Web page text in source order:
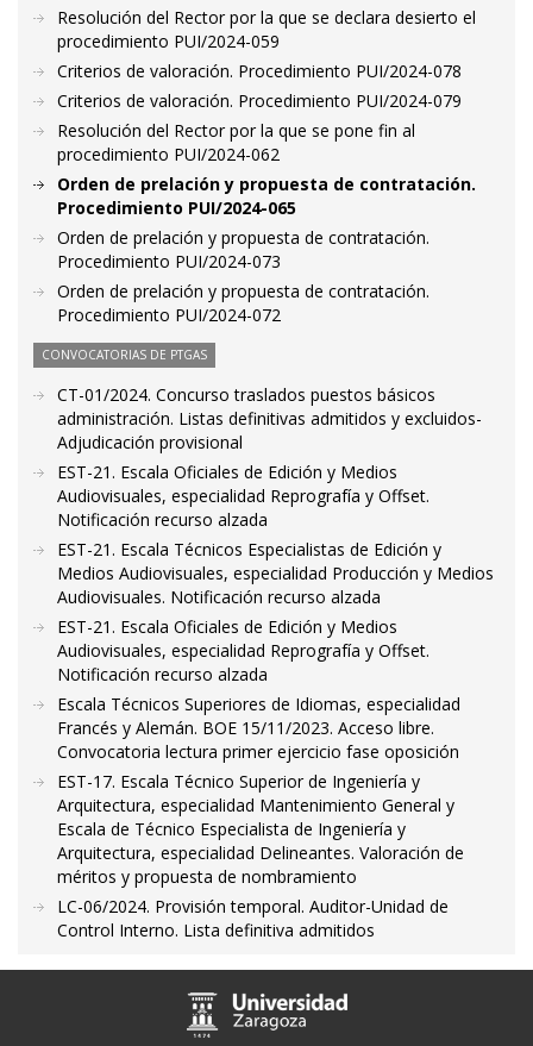
Resolución del Rector por la que se declara desierto el
procedimiento PUI/2024-059
Criterios de valoración. Procedimiento PUI/2024-078
Criterios de valoración. Procedimiento PUI/2024-079
Resolución del Rector por la que se pone fin al
procedimiento PUI/2024-062
Orden de prelación y propuesta de contratación.
Procedimiento PUI/2024-065
Orden de prelación y propuesta de contratación.
Procedimiento PUI/2024-073
Orden de prelación y propuesta de contratación.
Procedimiento PUI/2024-072
CONVOCATORIAS DE PTGAS
CT-01/2024. Concurso traslados puestos básicos
administración. Listas definitivas admitidos y excluidos-
Adjudicación provisional
EST-21. Escala Oficiales de Edición y Medios
Audiovisuales, especialidad Reprografía y Offset.
Notificación recurso alzada
EST-21. Escala Técnicos Especialistas de Edición y
Medios Audiovisuales, especialidad Producción y Medios
Audiovisuales. Notificación recurso alzada
EST-21. Escala Oficiales de Edición y Medios
Audiovisuales, especialidad Reprografía y Offset.
Notificación recurso alzada
Escala Técnicos Superiores de Idiomas, especialidad
Francés y Alemán. BOE 15/11/2023. Acceso libre.
Convocatoria lectura primer ejercicio fase oposición
EST-17. Escala Técnico Superior de Ingeniería y
Arquitectura, especialidad Mantenimiento General y
Escala de Técnico Especialista de Ingeniería y
Arquitectura, especialidad Delineantes. Valoración de
méritos y propuesta de nombramiento
LC-06/2024. Provisión temporal. Auditor-Unidad de
Control Interno. Lista definitiva admitidos